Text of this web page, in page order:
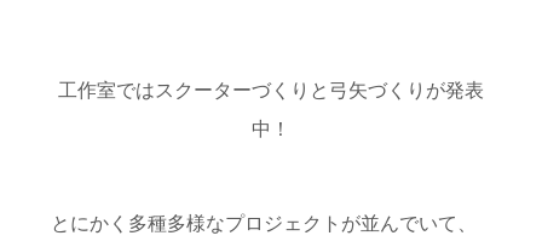
工作室ではスクーターづくりと弓矢づくりが発表
中！
とにかく多種多様なプロジェクトが並んでいて、